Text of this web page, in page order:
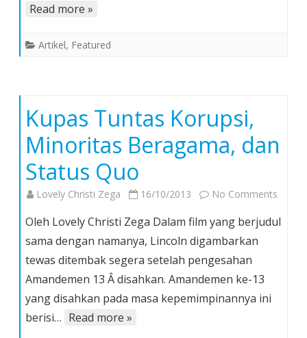
Read more »
Artikel, Featured
Kupas Tuntas Korupsi,
Minoritas Beragama, dan
Status Quo
Lovely Christi Zega 16/10/2013 No Comments
Tuntas
Oleh Lovely Christi Zega Dalam film yang berjudul
sama dengan namanya, Lincoln digambarkan
tewas ditembak segera setelah pengesahan
Amandemen 13 Â disahkan. Amandemen ke-13
yang disahkan pada masa kepemimpinannya ini
berisi… Read more »